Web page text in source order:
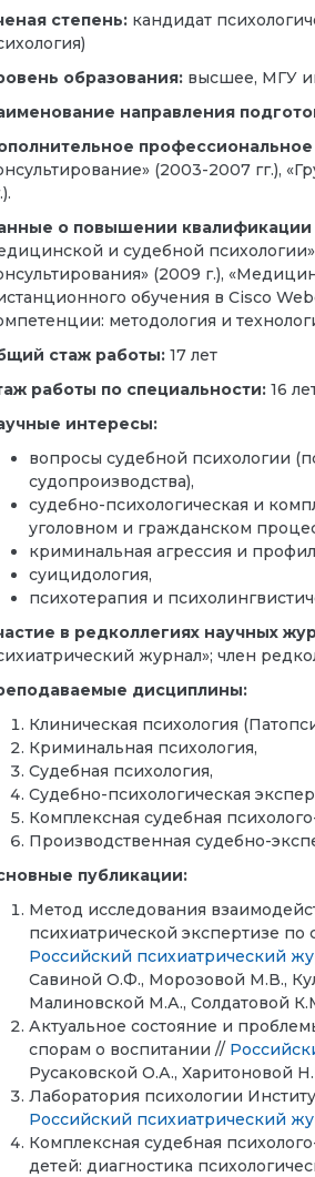
степень: кандидат
образования: высшее, МГУ
направления
(2003-2007 гг.),
о повышении квалификации
и судебной
(2009 г.),
обучения в Cisco
методология и
стаж работы: 17 лет
работы по специальности: 16
интересы:
вопросы судебной психологии
судопроизводства),
судебно-психологическая и
уголовном и гражданском
криминальная агрессия и
суицидология,
психотерапия и
в редколлегиях научных
журнал»; член
дисциплины:
Клиническая психология
Криминальная психология,
Судебная психология,
Судебно-психологическая
Комплексная судебная
Производственная судебно-
публикации:
Метод исследования
психиатрической экспертизе
Российский психиатрический
Савиной О.Ф., Морозовой М.В.,
Малиновской М.А., Солдатовой
Актуальное состояние и
спорам о воспитании //
Русаковской О.А., Харитоновой
Лаборатория психологии
Российский психиатрический
Комплексная судебная
детей: диагностика